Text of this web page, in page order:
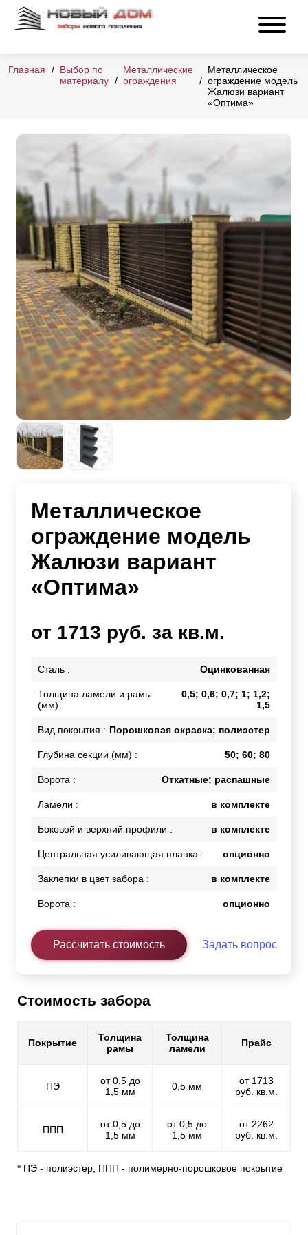
Главная
Выбор по
материалу
Металлические
ограждения
Металлическое
ограждение модель
Жалюзи вариант
«Оптима»
Металлическое
ограждение модель
Жалюзи вариант
«Оптима»
от 1713 руб. за кв.м.
Сталь : Оцинкованная
Толщина ламели и рамы
(мм) :
0,5; 0,6; 0,7; 1; 1,2;
1,5
Вид покрытия : Порошковая окраска; полиэстер
Глубина секции (мм) : 50; 60; 80
Ворота : Откатные; распашные
Ламели : в комплекте
Боковой и верхний профили : в комплекте
Центральная усиливающая планка : опционно
Заклепки в цвет забора : в комплекте
Ворота : опционно
Рассчитать стоимость Задать вопрос
Стоимость забора
Покрытие
Толщина
рамы
Толщина
ламели
Прайс
ПЭ
от 0,5 до
1,5 мм
0,5 мм
от 1713
руб. кв.м.
ППП
от 0,5 до
1,5 мм
от 0,5 до
1,5 мм
от 2262
руб. кв.м.
* ПЭ - полиэстер, ППП - полимерно-порошковое покрытие